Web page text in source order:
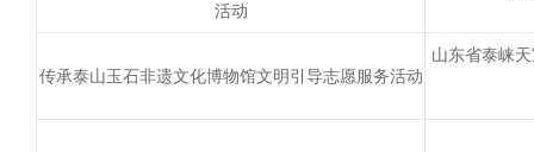
活动
传承泰山玉石非遗文化博物馆文明引导志愿服务活动
山东省泰崃